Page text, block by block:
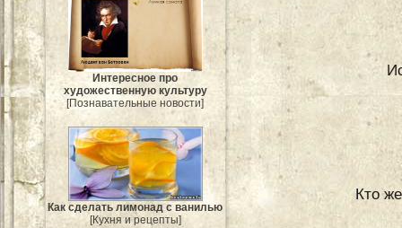
Интересное про
художественную культуру
[Познавательные новости]
Как сделать лимонад с ванилью
[Кухня и рецепты]
Кто